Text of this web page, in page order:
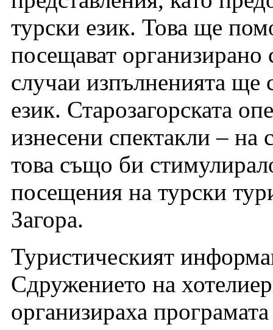
турски език. Това ще
посещават организирано
случаи изпълненията ще
език. Старозагорската
изнесени спектакли –
това също би
посещения на турски
Загора.
Туристическият
Сдружението на
организираха